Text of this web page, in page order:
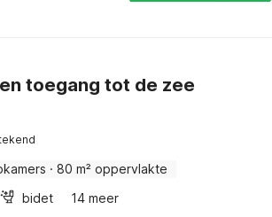
toegang tot de zee
· 80 m² oppervlakte
bidet
14 meer